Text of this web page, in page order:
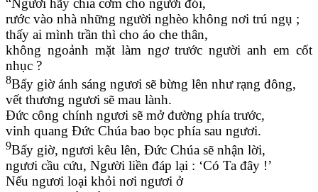
“Ngươi hãy chia cơm cho người đói,
rước vào nhà những người nghèo không nơi trú ngụ ;
thấy ai mình trần thì cho áo che thân,
không ngoảnh mặt làm ngơ trước người anh em cốt
nhục ?
8Bấy giờ ánh sáng ngươi sẽ bừng lên như rạng đông,
vết thương ngươi sẽ mau lành.
Đức công chính ngươi sẽ mở đường phía trước,
vinh quang Đức Chúa bao bọc phía sau ngươi.
9Bấy giờ, ngươi kêu lên, Đức Chúa sẽ nhận lời,
ngươi cầu cứu, Người liền đáp lại : ‘Có Ta đây !’
Nếu ngươi loại khỏi nơi ngươi ở